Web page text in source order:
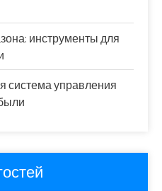
инструменты для
система управления